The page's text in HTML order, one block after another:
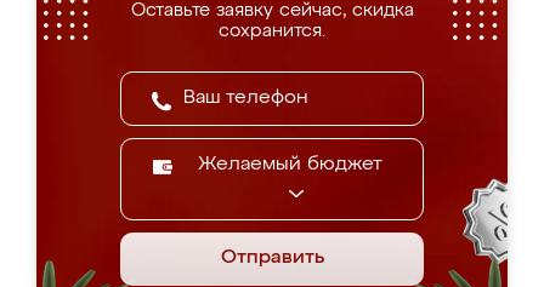
Оставьте заявку сейчас, скидка
сохранится.
Желаемый бюджет
Отправить